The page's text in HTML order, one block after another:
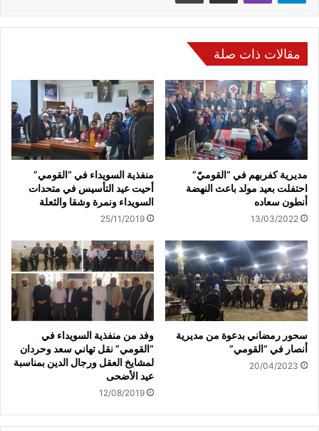
مقالات ذات صلة
مديرية كفربهم في “القوميّ”
احتفلت بعيد مولد باعث النهضة
أنطون سعاده
13/03/2022
منفذية السويداء في “القومي”
أحيت عيد التأسيس في متحدات
السويداء ونمرة وشقا والثعلة
25/11/2019
سحور رمضاني بدعوة من مديرية
أنصار في “القومي”
20/04/2023
وفد من منفذية السويداء في
“القومي” نقل تهاني سعد وحردان
لمشايخ العقل ورجال الدين بمناسبة
عيد الأضحى
12/08/2019